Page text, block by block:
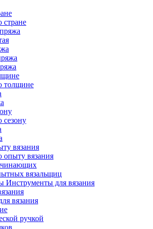
толщине
вязания
вязания
вязальщиц
Инструменты для вязания
вязания
ручкой